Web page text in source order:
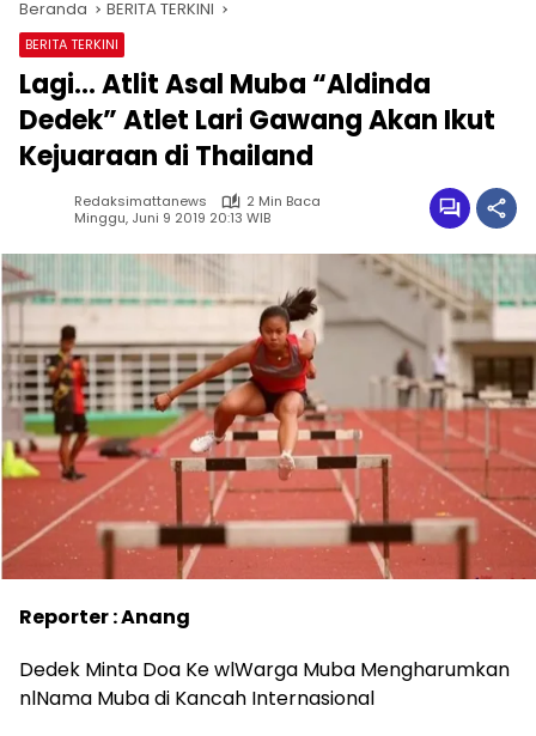
Beranda BERITA TERKINI
BERITA TERKINI
Lagi… Atlit Asal Muba “Aldinda
Dedek” Atlet Lari Gawang Akan Ikut
Kejuaraan di Thailand
Redaksimattanews
2 Min Baca
Minggu, Juni 9 2019 20:13 WIB
Reporter : Anang
Dedek Minta Doa Ke wlWarga Muba Mengharumkan
nlNama Muba di Kancah Internasional